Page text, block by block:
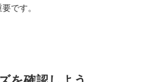
です。